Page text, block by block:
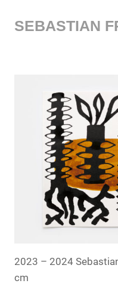
InhaltSEBASTIAN
2023 – 2024
cm